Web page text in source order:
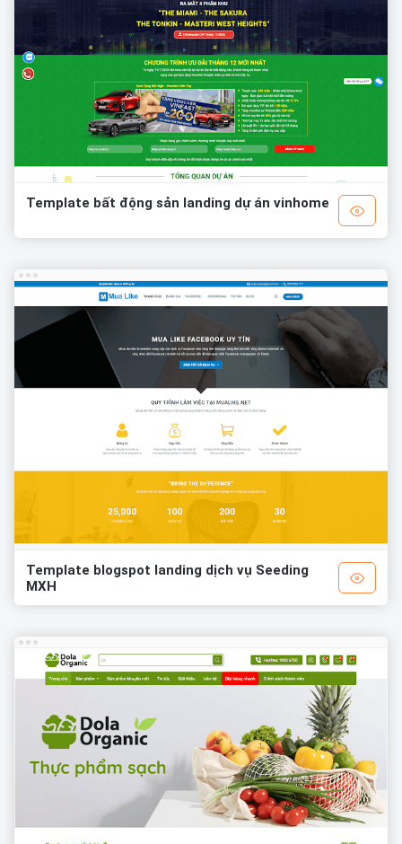
Template bất động sản landing dự án vinhome
Template blogspot landing dịch vụ Seeding
MXH